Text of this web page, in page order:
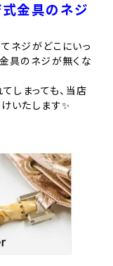
式金具のネジ
ネジがどこにいっ
具のネジが無くな
しまっても、当店
いたします✨